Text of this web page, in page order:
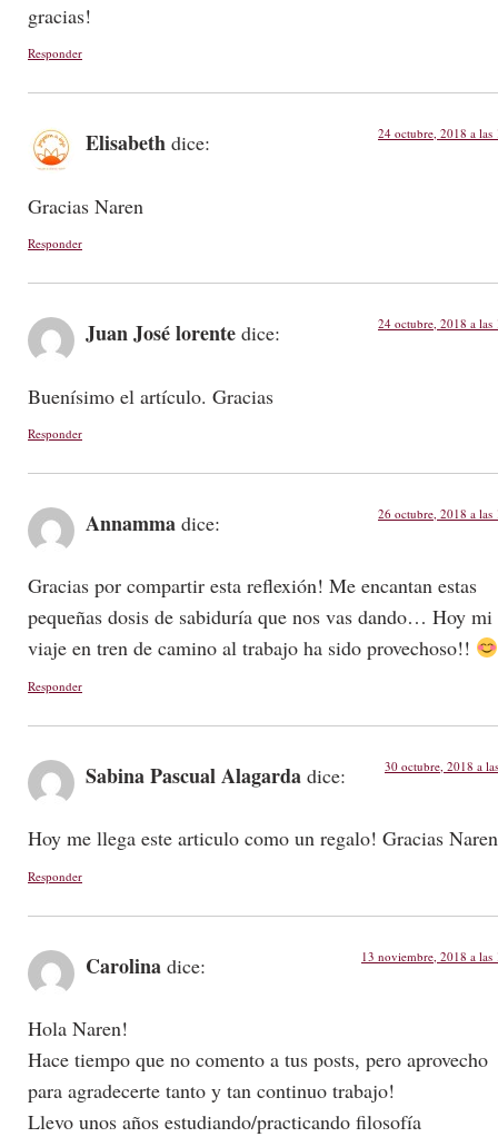
gracias!
Responder
Elisabeth dice: 24 octubre, 2018 a las
Gracias Naren
Responder
Juan José lorente dice: 24 octubre, 2018 a las
Buenísimo el artículo. Gracias
Responder
Annamma dice: 26 octubre, 2018 a las
Gracias por compartir esta reflexión! Me encantan estas
pequeñas dosis de sabiduría que nos vas dando… Hoy mi
viaje en tren de camino al trabajo ha sido provechoso!!
Responder
Sabina Pascual Alagarda dice: 30 octubre, 2018 a
Hoy me llega este articulo como un regalo! Gracias
Responder
Carolina dice: 13 noviembre, 2018 a las
Hola Naren!
Hace tiempo que no comento a tus posts, pero aprovecho
para agradecerte tanto y tan continuo trabajo!
Llevo unos años estudiando/practicando filosofía